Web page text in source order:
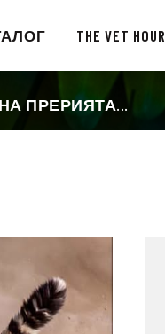
THE VET HOUR
ПРЕРИЯТА...